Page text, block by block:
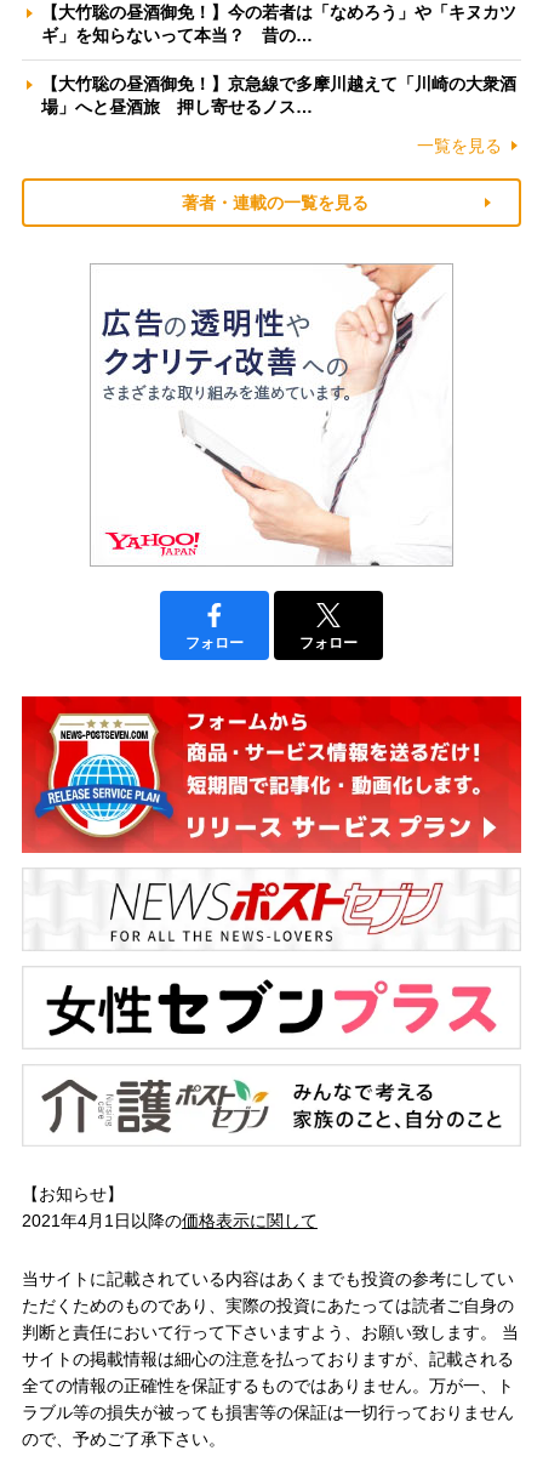
【大竹聡の昼酒御免！】今の若者は「なめろう」や「キヌカツ
ギ」を知らないって本当？ 昔の…
【大竹聡の昼酒御免！】京急線で多摩川越えて「川崎の大衆酒
場」へと昼酒旅 押し寄せるノス…
一覧を見る
著者・連載の一覧を見る
フォロー フォロー
【お知らせ】
2021年4月1日以降の価格表示に関して
当サイトに記載されている内容はあくまでも投資の参考にしてい
ただくためのものであり、実際の投資にあたっては読者ご自身の
判断と責任において行って下さいますよう、お願い致します。 当
サイトの掲載情報は細心の注意を払っておりますが、記載される
全ての情報の正確性を保証するものではありません。万が一、ト
ラブル等の損失が被っても損害等の保証は一切行っておりません
ので、予めご了承下さい。